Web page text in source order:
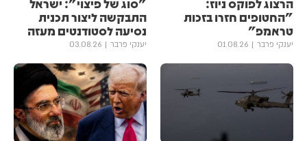
הרצוג לפוקס ניוז:
"החטופים חזרו בזכות
טראמפ"
יענקי פרבר 01.08.26
"סוג של פיצוי": ישראל
התבקשה ליצור תכנית
נסיעה לסטודנטים מעזה
יענקי פרבר 03.08.26